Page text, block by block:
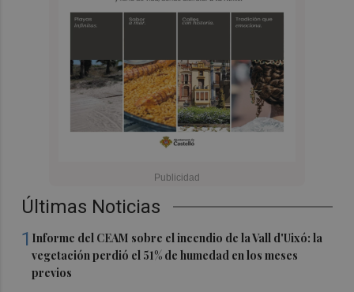
Últimas Noticias
1 Informe del CEAM sobre el incendio de la Vall d'Uixó: la
vegetación perdió el 51% de humedad en los meses
previos